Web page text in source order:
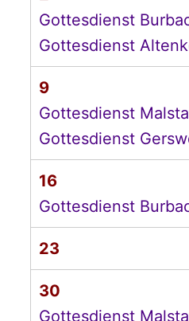
Gottesdienst
Gottesdienst
9
Gottesdienst
Gottesdienst
16
Gottesdienst
23
30
Gottesdienst